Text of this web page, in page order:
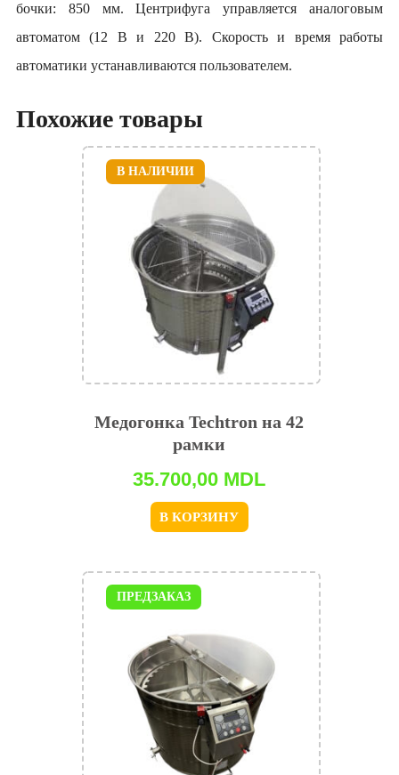
бочки: 850 мм. Центрифуга управляется аналоговым
автоматом (12 В и 220 В). Скорость и время работы
автоматики устанавливаются пользователем.
Похожие товары
Медогонка Techtron на 42
рамки
35.700,00 MDL
В КОРЗИНУ
В НАЛИЧИИ
ПРЕДЗАКАЗ